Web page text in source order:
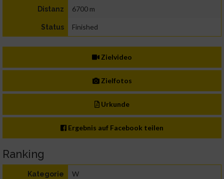
Distanz 6700 m
Status Finished
Zielvideo
Zielfotos
Urkunde
Ergebnis auf Facebook teilen
Ranking
Kategorie W